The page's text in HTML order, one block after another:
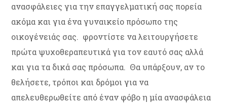
ανασφάλειες για την επαγγελματική σας πορεία
ακόμα και για ένα γυναικείο πρόσωπο της
οικογένειάς σας. φροντίστε να λειτουργήσετε
πρώτα ψυχοθεραπευτικά για τον εαυτό σας αλλά
και για τα δικά σας πρόσωπα. Θα υπάρξουν, αν το
θελήσετε, τρόποι και δρόμοι για να
απελευθερωθείτε από έναν φόβο η μία ανασφάλεια